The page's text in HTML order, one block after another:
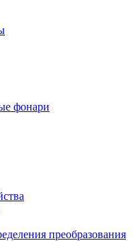
фонари
преобразования